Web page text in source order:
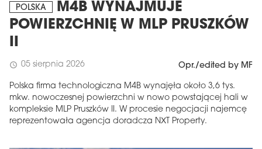
POLSKA
M4B WYNAJMUJE
POWIERZCHNIĘ W MLP PRUSZKÓW
II
schedule 05 sierpnia 2026 Opr./edited by MF
Polska firma technologiczna M4B wynajęła około 3,6 tys.
mkw. nowoczesnej powierzchni w nowo powstającej hali w
kompleksie MLP Pruszków II. W procesie negocjacji najemcę
reprezentowała agencja doradcza NXT Property.